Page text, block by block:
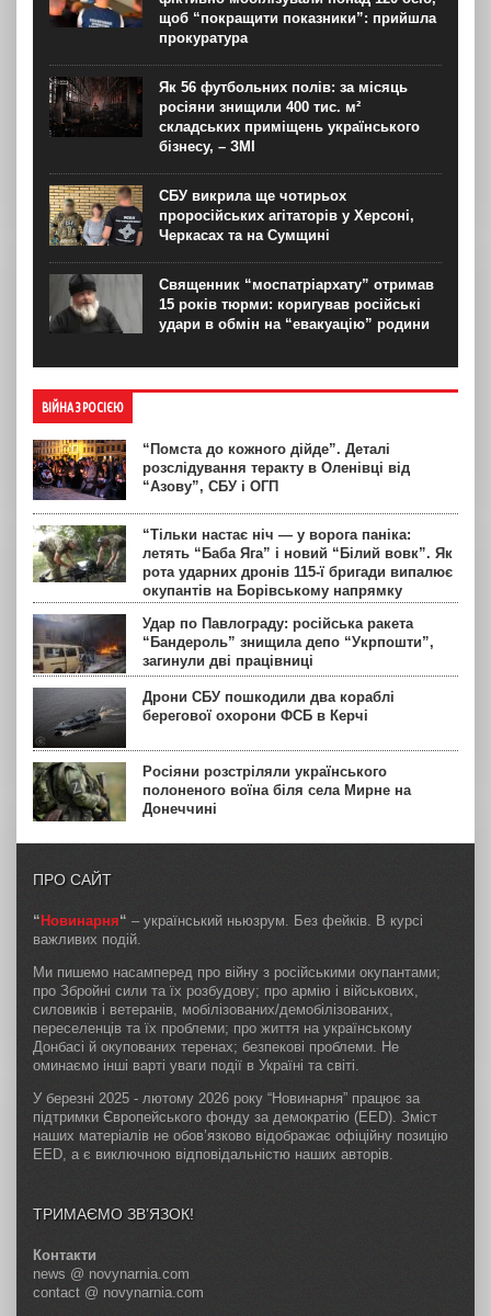
щоб “покращити показники”: прийшла
прокуратура
Як 56 футбольних полів: за місяць
росіяни знищили 400 тис. м²
складських приміщень українського
бізнесу, – ЗМІ
СБУ викрила ще чотирьох
проросійських агітаторів у Херсоні,
Черкасах та на Сумщині
Священник “моспатріархату” отримав
15 років тюрми: коригував російські
удари в обмін на “евакуацію” родини
ВІЙНА З РОСІЄЮ
“Помста до кожного дійде”. Деталі
розслідування теракту в Оленівці від
“Азову”, СБУ і ОГП
“Тільки настає ніч — у ворога паніка:
летять “Баба Яга” і новий “Білий вовк”. Як
рота ударних дронів 115-ї бригади випалює
окупантів на Борівському напрямку
Удар по Павлограду: російська ракета
“Бандероль” знищила депо “Укрпошти”,
загинули дві працівниці
Дрони СБУ пошкодили два кораблі
берегової охорони ФСБ в Керчі
Росіяни розстріляли українського
полоненого воїна біля села Мирне на
Донеччині
ПРО САЙТ
“ Новинарня“ – український ньюзрум. Без фейків. В курсі
важливих подій.
Ми пишемо насамперед про війну з російськими окупантами;
про Збройні сили та їх розбудову; про армію і військових,
силовиків і ветеранів, мобілізованих/демобілізованих,
переселенців та їх проблеми; про життя на українському
Донбасі й окупованих теренах; безпекові проблеми. Не
оминаємо інші варті уваги події в Україні та світі.
У березні 2025 - лютому 2026 року “Новинарня” працює за
підтримки Європейського фонду за демократію (EED). Зміст
наших матеріалів не обов’язково відображає офіційну позицію
EED, а є виключною відповідальністю наших авторів.
ТРИМАЄМО ЗВ’ЯЗОК!
Контакти
news @ novynarnia.com
contact @ novynarnia.com